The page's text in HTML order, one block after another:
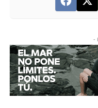
-